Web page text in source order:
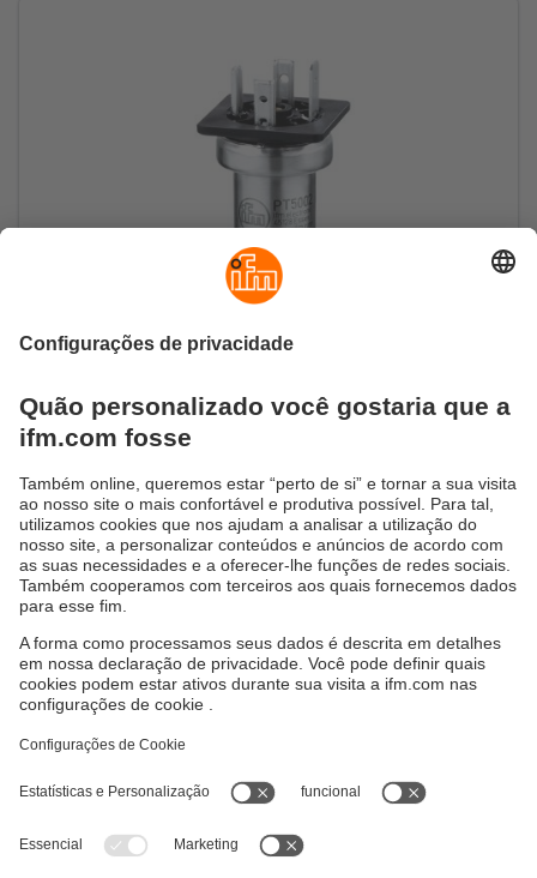
A pressão está a aumentar: design
compacto e sempre pronto
Pequenos transmissores de pressão com ficha
de válvula DIN integrada
Sustentabilidade
Política de garantia para produtos
Locations (EN)
Responsible Disclosure